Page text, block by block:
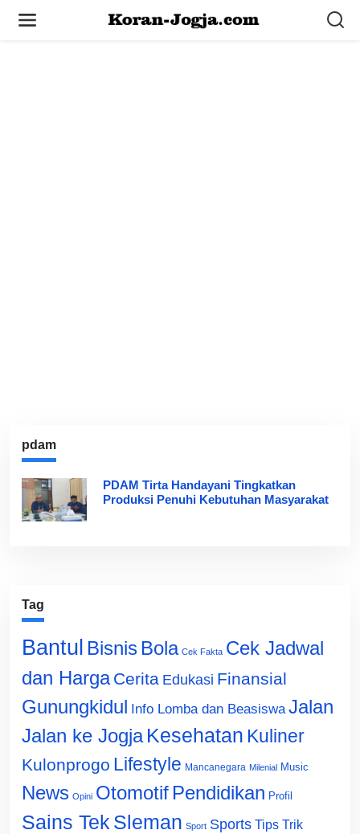
pdam
PDAM Tirta Handayani Tingkatkan
Produksi Penuhi Kebutuhan Masyarakat
Tag
Bantul Bisnis Bola Cek Fakta Cek Jadwal
dan Harga Cerita Edukasi Finansial
Gunungkidul Info Lomba dan Beasiswa Jalan
Jalan ke Jogja Kesehatan Kuliner
Kulonprogo Lifestyle Mancanegara Milenial Music
News Opini Otomotif Pendidikan Profil
Sains Tek Sleman Sport Sports Tips Trik